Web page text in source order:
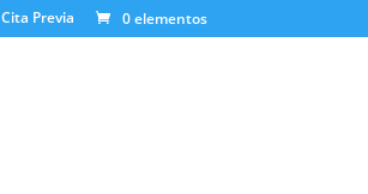
Cita Previa 0 elementos